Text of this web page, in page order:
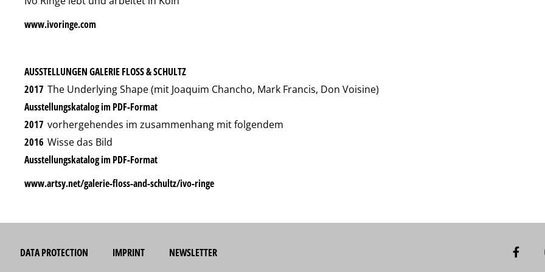
www.ivoringe.com
AUSSTELLUNGEN GALERIE FLOSS & SCHULTZ
2017 The Underlying Shape (mit Joaquim Chancho, Mark Francis, Don Voisine)
Ausstellungskatalog im PDF-Format
2017 vorhergehendes im zusammenhang mit folgendem
2016 Wisse das Bild
Ausstellungskatalog im PDF-Format
www.artsy.net/galerie-floss-and-schultz/ivo-ringe
DATA PROTECTION IMPRINT NEWSLETTER
F
a